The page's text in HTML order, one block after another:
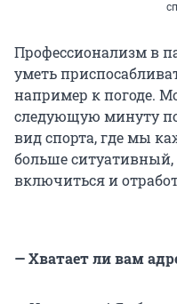
Профессионализм в
уметь
например к погоде.
следующую минуту
вид спорта, где мы
больше
включиться и
— Хватает ли вам